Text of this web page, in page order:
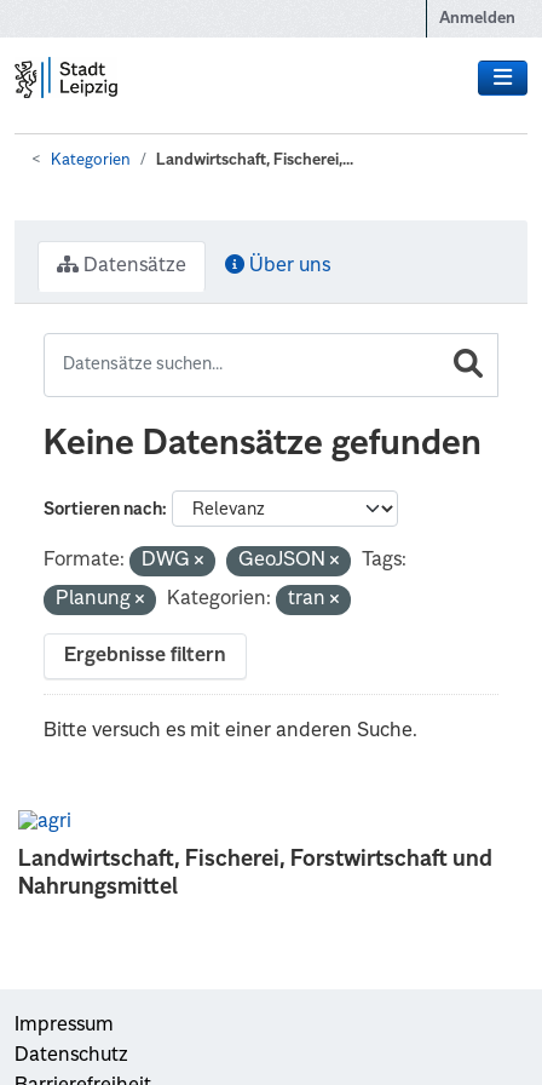
Anmelden
Kategorien Landwirtschaft, Fischerei,...
Landwirtschaft, Fischerei, Forstwirtschaft und
Nahrungsmittel
Datensätze Über uns
Keine Datensätze gefunden
Sortieren nach
Formate: DWG GeoJSON
Tags:
Planung
Kategorien: tran
Ergebnisse filtern
Bitte versuch es mit einer anderen Suche.
Impressum
Datenschutz